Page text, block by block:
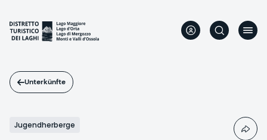
Inhalt
Unterkünfte
Jugendherberge